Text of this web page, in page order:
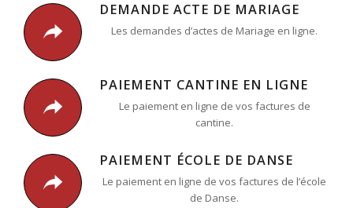
DEMANDE ACTE DE MARIAGE
Les demandes d’actes de Mariage en ligne.
PAIEMENT CANTINE EN LIGNE
Le paiement en ligne de vos factures de
cantine.
PAIEMENT ÉCOLE DE DANSE
Le paiement en ligne de vos factures de l’école
de Danse.